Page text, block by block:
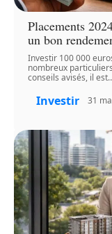
Placements
un bon
Investir 100 000
nombreux
conseils avisés, il est
Investir 31